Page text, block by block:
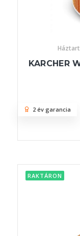
KARCHER
2 év garancia
RAKTÁRON